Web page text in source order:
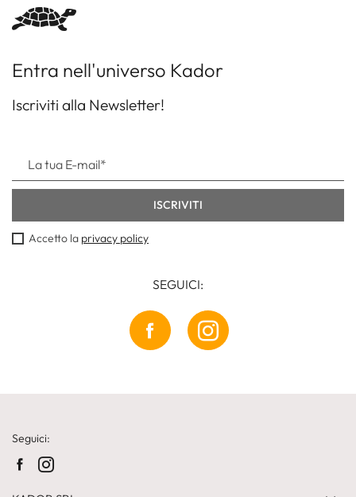
Entra nell'universo Kador
Iscriviti alla Newsletter!
Accetto la privacy policy
SEGUICI:
Seguici: